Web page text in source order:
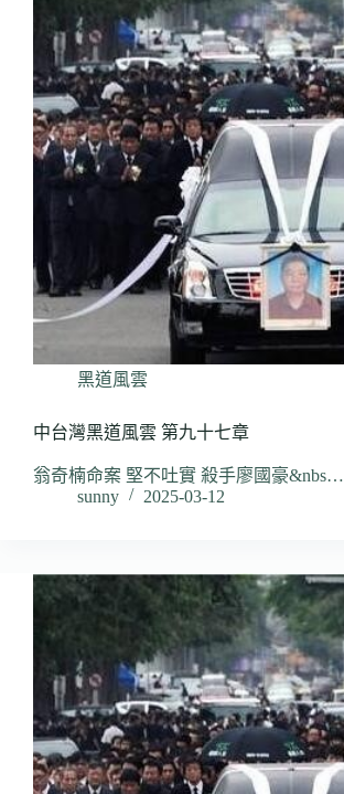
黑道風雲
中台灣黑道風雲 第九十七章
翁奇楠命案 堅不吐實 殺手廖國豪&nbs…
sunny
2025-03-12